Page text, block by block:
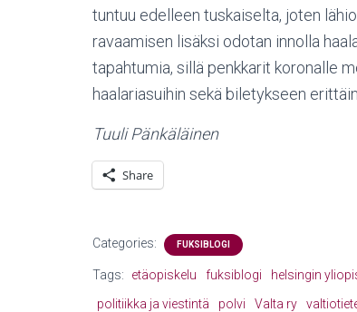
tuntuu edelleen tuskaiselta, joten
ravaamisen lisäksi odotan innolla
tapahtumia, sillä penkkarit koronalle
haalariasuihin sekä biletykseen
Tuuli Pänkäläinen
Share
Categories: FUKSIBLOGI
Tags: etäopiskelu fuksiblogi helsingin
politiikka ja viestintä
polvi Valta ry